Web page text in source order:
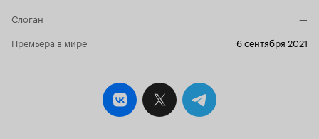
Слоган
—
Премьера в мире
6 сентября 2021